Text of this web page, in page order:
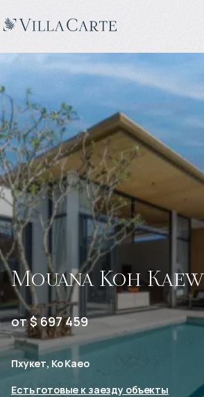
Mouana Koh Кaew
от $ 697 459
Пхукет, Ко Каео
Есть готовые к заезду объекты